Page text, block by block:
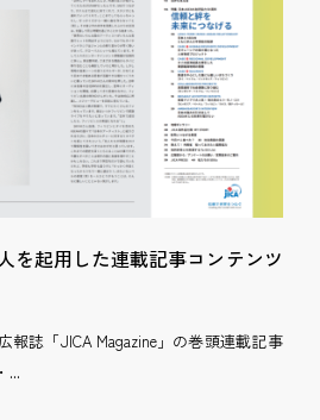
を起用した連載記事コンテンツ
報誌「JICA Magazine」の巻頭連載記事
...